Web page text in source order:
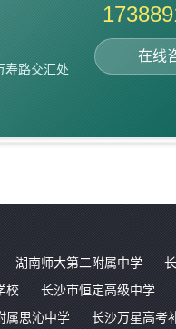
寿路交汇处
在线
湖南师大第二附属中学
校 长沙市恒定高级中学
属思沁中学 长沙万星高考